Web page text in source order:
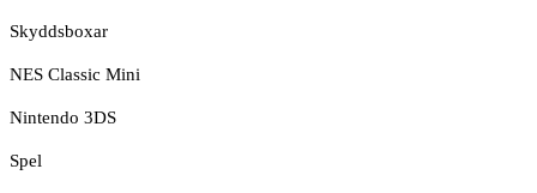
Skyddsboxar
NES Classic Mini
Nintendo 3DS
Spel